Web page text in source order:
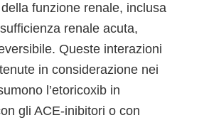
funzione renale, inclusa
renale acuta,
Queste interazioni
in considerazione nei
l’etoricoxib in
gli ACE-inibitori o con